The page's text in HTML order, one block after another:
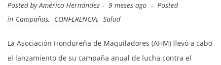
Posted byAmérico Hernández 9 meses ago
Posted
in Campañas, CONFERENCIA, Salud
La Asociación Hondureña de Maquiladores (AHM) llevó a cabo
el lanzamiento de su campaña anual de lucha contra el